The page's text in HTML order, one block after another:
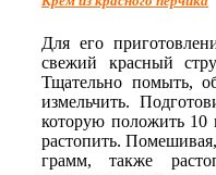
Для его
свежий красный
Тщательно помыть,
измельчить.
которую положить 10
растопить.
грамм, также